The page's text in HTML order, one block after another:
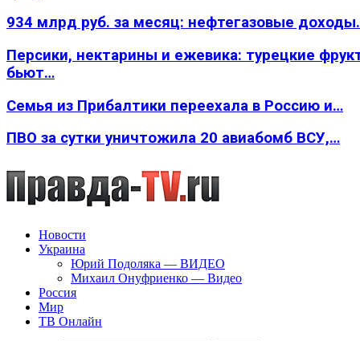
934 млрд руб. за месяц: нефтегазовые
Персики, нектарины и ежевика: турецкие
бьют…
Семья из Прибалтики переехала в Россию и…
ПВО за сутки уничтожила 20 авиабомб ВСУ,…
Новости
Украина
Юрий Подоляка — ВИДЕО
Михаил Онуфриенко — Видео
Россия
Мир
ТВ Онлайн